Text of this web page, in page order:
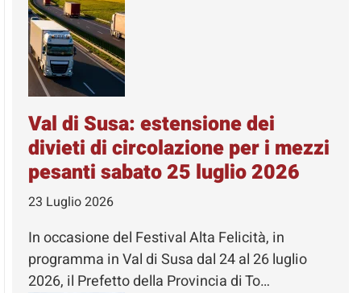
Val di Susa: estensione dei
divieti di circolazione per i mezzi
pesanti sabato 25 luglio 2026
23 Luglio 2026
In occasione del Festival Alta Felicità, in
programma in Val di Susa dal 24 al 26 luglio
2026, il Prefetto della Provincia di To…